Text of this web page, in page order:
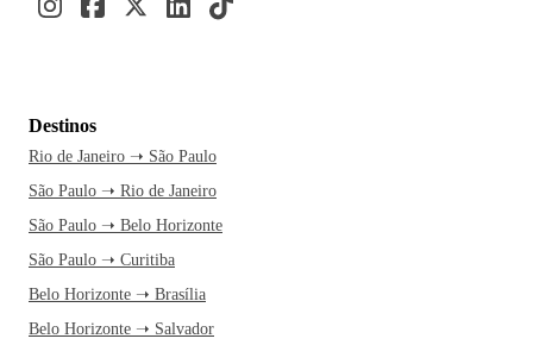
Destinos
Rio de Janeiro ➝ São Paulo
São Paulo ➝ Rio de Janeiro
São Paulo ➝ Belo Horizonte
São Paulo ➝ Curitiba
Belo Horizonte ➝ Brasília
Belo Horizonte ➝ Salvador